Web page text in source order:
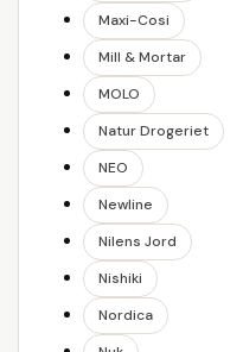
Maxi-Cosi
Mill & Mortar
MOLO
Natur Drogeriet
NEO
Newline
Nilens Jord
Nishiki
Nordica